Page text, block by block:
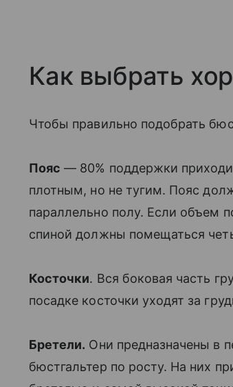
Как выбрать
Чтобы правильно подобрать
Пояс — 80% поддержки
плотным, но не тугим. Пояс
параллельно полу. Если объем
спиной должны помещаться
Косточки. Вся боковая часть
посадке косточки уходят за
Бретели. Они предназначены в
бюстгальтер по росту. На них